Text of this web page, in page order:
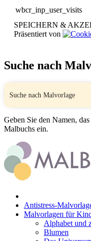
wbcr_inp_user_visits
SPEICHERN &
Präsentiert von
Suche nach
Geben Sie den Namen,
Malbuchs ein.
Antistress-
Malvorlagen für
Alphabet und
Blumen